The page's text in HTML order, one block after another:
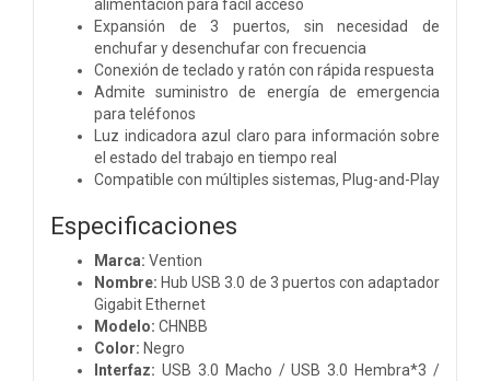
alimentación para fácil acceso
Expansión de 3 puertos, sin necesidad de
enchufar y desenchufar con frecuencia
Conexión de teclado y ratón con rápida respuesta
Admite suministro de energía de emergencia
para teléfonos
Luz indicadora azul claro para información sobre
el estado del trabajo en tiempo real
Compatible con múltiples sistemas, Plug-and-Play
Especificaciones
Marca: Vention
Nombre: Hub USB 3.0 de 3 puertos con adaptador
Gigabit Ethernet
Modelo: CHNBB
Color: Negro
Interfaz: USB 3.0 Macho / USB 3.0 Hembra*3 /